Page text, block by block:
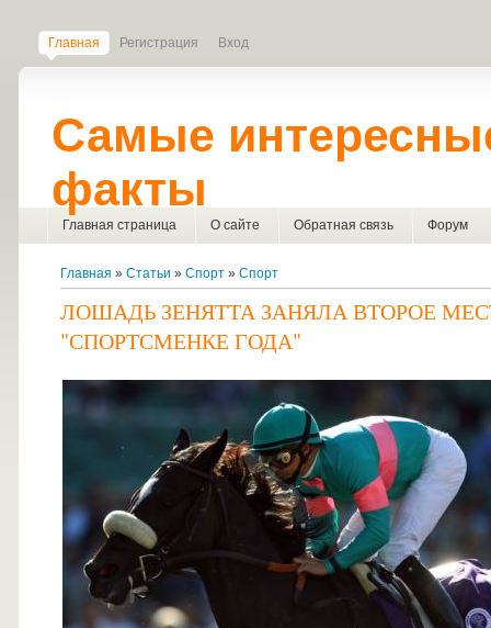
Главная Регистрация Вход
Самые
факты
Главная страница О сайте Обратная связь Форум
Главная » Статьи » Спорт » Спорт
ЛОШАДЬ ЗЕНЯТТА ЗАНЯЛА ВТОРОЕ
"СПОРТСМЕНКЕ ГОДА"